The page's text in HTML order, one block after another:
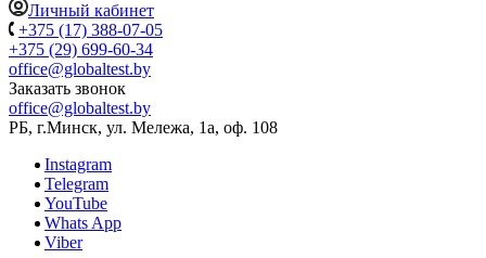
Личный кабинет
+375 (17) 388-07-05
+375 (29) 699-60-34
office@globaltest.by
Заказать звонок
office@globaltest.by
РБ, г.Минск, ул. Мележа, 1а, оф. 108
Instagram
Telegram
YouTube
Whats App
Viber